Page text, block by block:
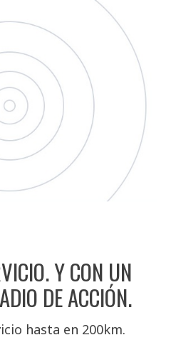
Y CON UN
DE ACCIÓN.
hasta en 200km.